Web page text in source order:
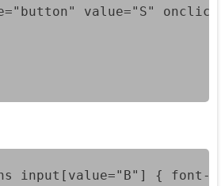
value="S"
input[value="B"] { font-